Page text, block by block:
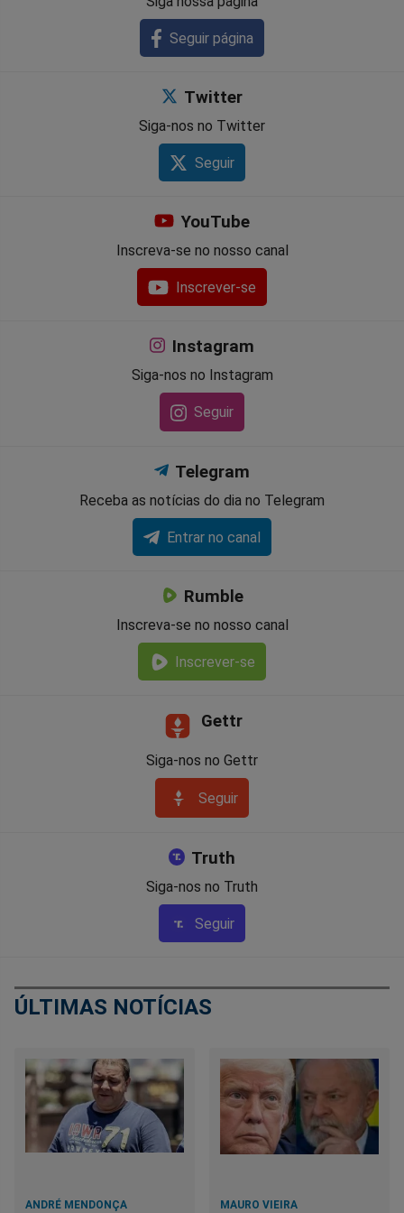
Seguir página
Twitter
Siga-nos no Twitter
Seguir
YouTube
Inscreva-se no nosso canal
Inscrever-se
Instagram
Siga-nos no Instagram
Seguir
Telegram
Receba as notícias do dia no Telegram
Entrar no canal
Rumble
Inscreva-se no nosso canal
Inscrever-se
Gettr
Siga-nos no Gettr
Seguir
Truth
Siga-nos no Truth
Seguir
ÚLTIMAS NOTÍCIAS
ANDRÉ MENDONÇA MAURO VIEIRA